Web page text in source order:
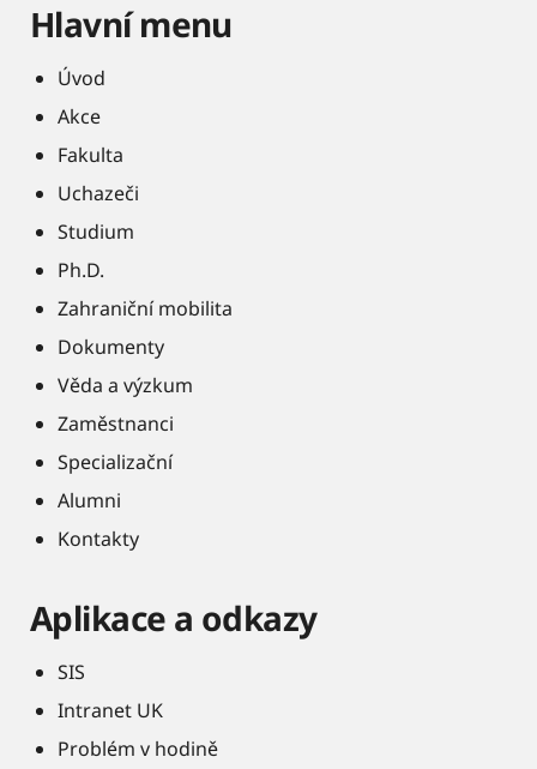
Hlavní menu
Úvod
Akce
Fakulta
Uchazeči
Studium
Ph.D.
Zahraniční mobilita
Dokumenty
Věda a výzkum
Zaměstnanci
Specializační
Alumni
Kontakty
Aplikace a odkazy
SIS
Intranet UK
Problém v hodině